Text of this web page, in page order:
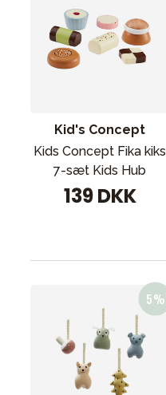
Kid's Concept
Kids Concept Fika kiks
7-sæt Kids Hub
139 DKK